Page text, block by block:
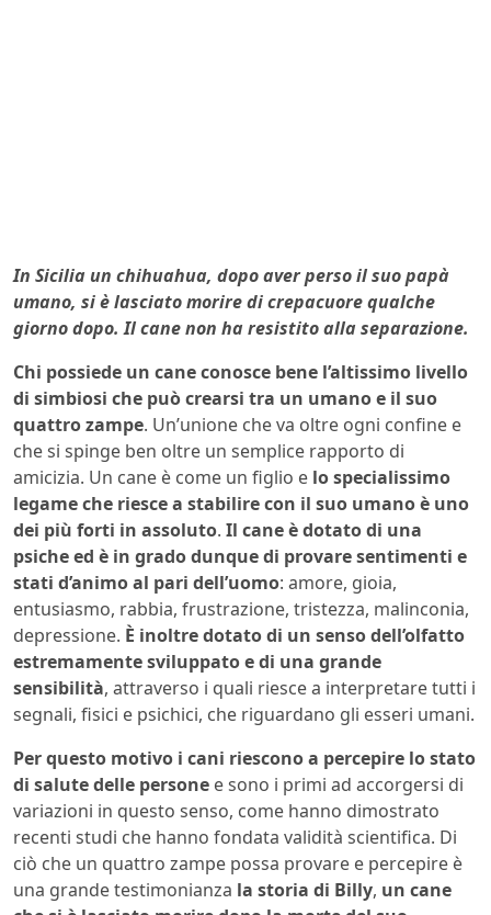
In Sicilia un chihuahua, dopo aver perso il suo papà
umano, si è lasciato morire di crepacuore qualche
giorno dopo. Il cane non ha resistito alla separazione.
Chi possiede un cane conosce bene l’altissimo livello
di simbiosi che può crearsi tra un umano e il suo
quattro zampe. Un’unione che va oltre ogni confine e
che si spinge ben oltre un semplice rapporto di
amicizia. Un cane è come un figlio e lo specialissimo
legame che riesce a stabilire con il suo umano è uno
dei più forti in assoluto. Il cane è dotato di una
psiche ed è in grado dunque di provare sentimenti e
stati d’animo al pari dell’uomo: amore, gioia,
entusiasmo, rabbia, frustrazione, tristezza, malinconia,
depressione. È inoltre dotato di un senso dell’olfatto
estremamente sviluppato e di una grande
sensibilità, attraverso i quali riesce a interpretare tutti i
segnali, fisici e psichici, che riguardano gli esseri umani.
Per questo motivo i cani riescono a percepire lo stato
di salute delle persone e sono i primi ad accorgersi di
variazioni in questo senso, come hanno dimostrato
recenti studi che hanno fondata validità scientifica. Di
ciò che un quattro zampe possa provare e percepire è
una grande testimonianza la storia di Billy, un cane